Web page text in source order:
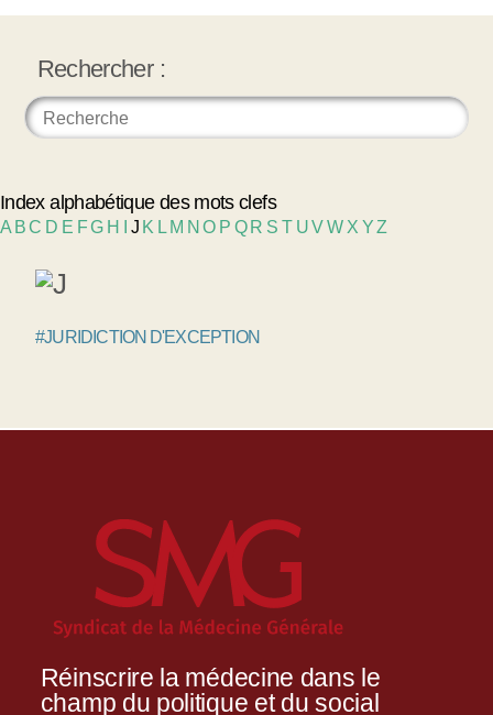
Rechercher :
Index alphabétique des mots clefs
A BC D E FG H J K L M NO P Q R S T UVW X YZ
#JURIDICTION D'EXCEPTION
Réinscrire la médecine dans le
champ du politique et du social